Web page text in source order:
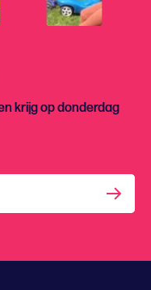
krijg op donderdag